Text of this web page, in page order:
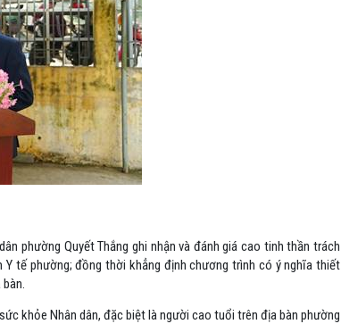
phường Quyết Thắng ghi nhận và đánh giá cao tinh thần trách
Y tế phường; đồng thời khẳng định chương trình có ý nghĩa thiết
khỏe Nhân dân, đặc biệt là người cao tuổi trên địa bàn phường